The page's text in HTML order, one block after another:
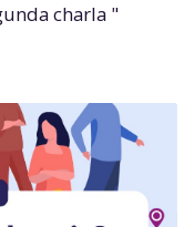
charla "